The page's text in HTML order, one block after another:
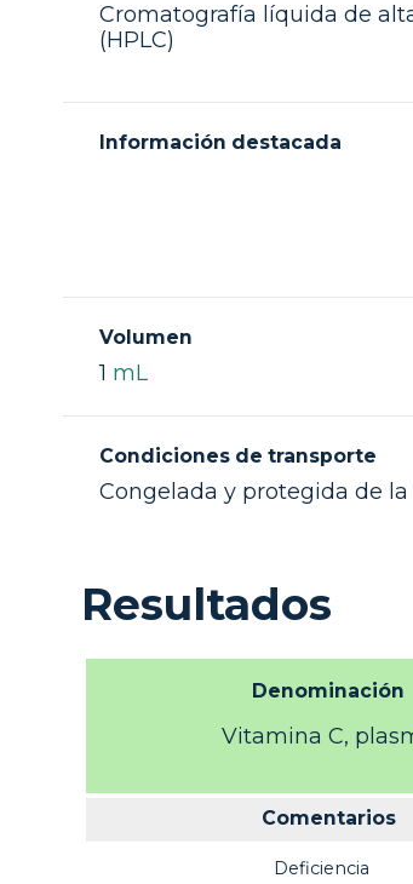
Cromatografía líquida de
(HPLC)
Información destacada
Volumen
1 mL
Condiciones de transporte
Congelada y protegida de la
Resultados
Denominación
Vitamina C,
Comentarios
Deficiencia